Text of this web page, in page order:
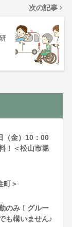
次の記事
金）10：00
！＜松山市堀
町＞
のみ！グルー
も構いません♪